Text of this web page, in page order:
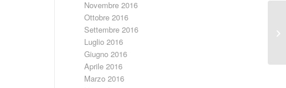
Novembre 2016
Ottobre 2016
Settembre 2016
Luglio 2016
Giugno 2016
Aprile 2016
Marzo 2016